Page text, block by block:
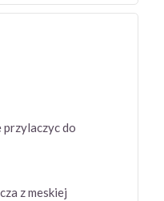
przylaczyc do
z meskiej